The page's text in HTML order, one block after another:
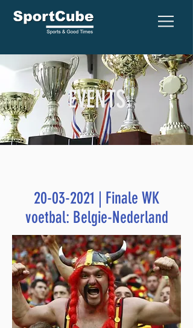
EVENTS
20-03-2021 | Finale WK
voetbal: Belgie-Nederland